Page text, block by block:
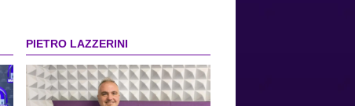
PIETRO LAZZERINI